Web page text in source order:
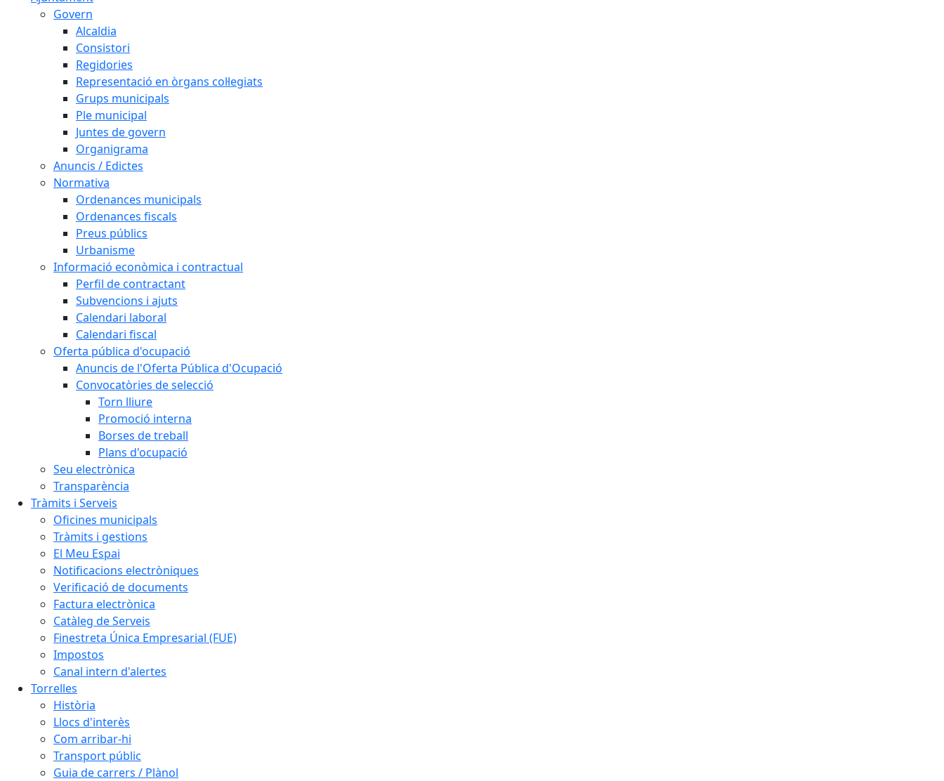
Govern
Alcaldia
Consistori
Regidories
Representació en òrgans col·legiats
Grups municipals
Ple municipal
Juntes de govern
Organigrama
Anuncis / Edictes
Normativa
Ordenances municipals
Ordenances fiscals
Preus públics
Urbanisme
Informació econòmica i contractual
Perfil de contractant
Subvencions i ajuts
Calendari laboral
Calendari fiscal
Oferta pública d'ocupació
Anuncis de l'Oferta Pública d'Ocupació
Convocatòries de selecció
Torn lliure
Promoció interna
Borses de treball
Plans d'ocupació
Seu electrònica
Transparència
Tràmits i Serveis
Oficines municipals
Tràmits i gestions
El Meu Espai
Notificacions electròniques
Verificació de documents
Factura electrònica
Catàleg de Serveis
Finestreta Única Empresarial (FUE)
Impostos
Canal intern d'alertes
Torrelles
Història
Llocs d'interès
Com arribar-hi
Transport públic
Guia de carrers / Plànol